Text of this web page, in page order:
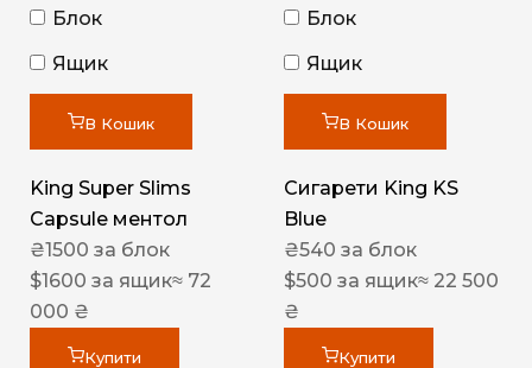
Блок
Ящик
В Кошик
King Super Slims
Capsule ментол
₴1500 за блок
$1600 за ящик≈ 72
000 ₴
Купити
Блок
Ящик
В Кошик
Сигарети King KS
Blue
₴540 за блок
$500 за ящик≈ 22 500
₴
Купити